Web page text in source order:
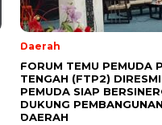
Daerah
FORUM TEMU PEMUDA
TENGAH (FTP2)
PEMUDA SIAP
DUKUNG PEMBANGUNAN
DAERAH